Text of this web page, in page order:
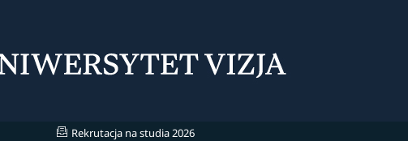
Rekrutacja na studia 2026